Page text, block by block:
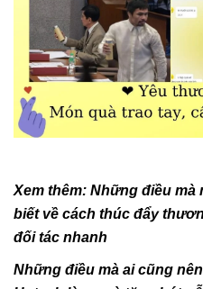
Xem thêm: Những điều mà
biết về cách thúc đẩy
đối tác nhanh
Những điều mà ai cũng